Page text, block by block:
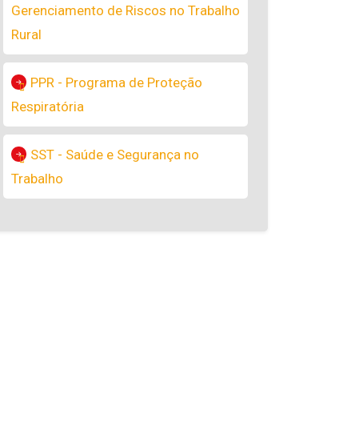
Gerenciamento de Riscos no Trabalho
Rural
PPR - Programa de Proteção
Respiratória
SST - Saúde e Segurança no
Trabalho